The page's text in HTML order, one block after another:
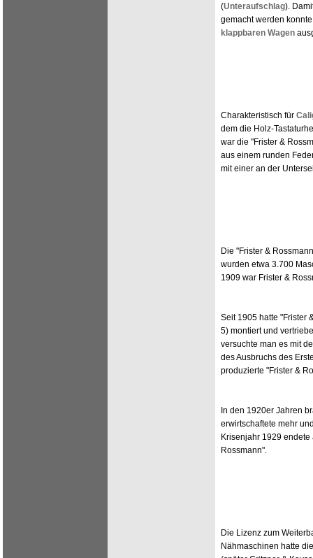
(Unteraufschlag).
gemacht werden
klappbaren Wagen
Charakteristisch für
dem die Holz-
war die "Frister &
aus einem runden
mit einer an der
Die "Frister &
wurden etwa 3.700
1909 war Frister &
Seit 1905 hatte "Frister
5) montiert und
versuchte man es mit
des Ausbruchs des
produzierte "Frister &
In den 1920er Jahren
erwirtschaftete mehr
Krisenjahr 1929
Rossmann".
Die Lizenz zum
Nähmaschinen hatte